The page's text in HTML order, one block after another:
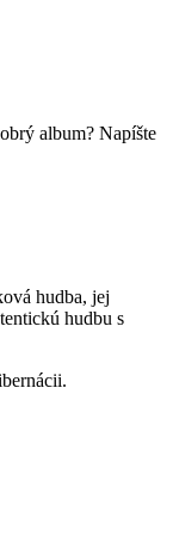
album? Napíšte
hudba, jej
hudbu s